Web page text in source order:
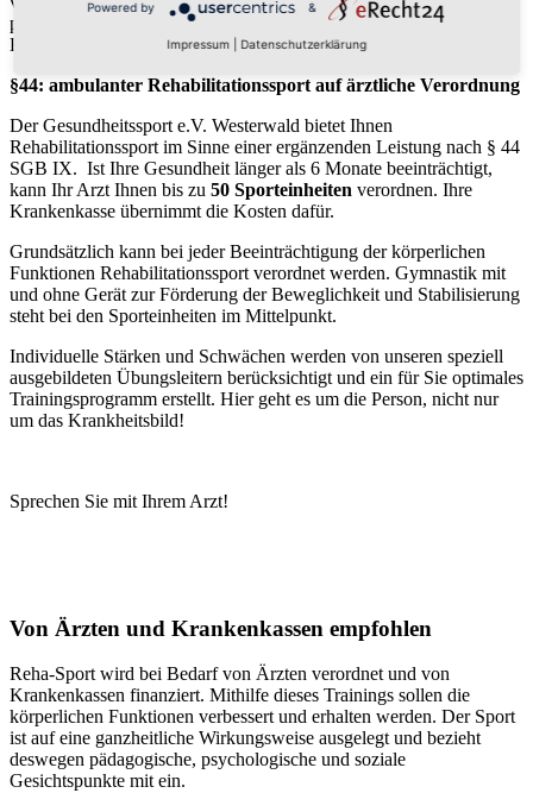
physiotherapeutischen Maßnahmen stabilisiert Reha-Sport den
Behandlungserfolg.
§44: ambulanter Rehabilitationssport auf ärztliche Verordnung
Der Gesundheitssport e.V. Westerwald bietet Ihnen
Rehabilitationssport im Sinne einer ergänzenden Leistung nach § 44
SGB IX. Ist Ihre Gesundheit länger als 6 Monate beeinträchtigt,
kann Ihr Arzt Ihnen bis zu 50 Sporteinheiten verordnen. Ihre
Krankenkasse übernimmt die Kosten dafür.
Grundsätzlich kann bei jeder Beeinträchtigung der körperlichen
Funktionen Rehabilitationssport verordnet werden. Gymnastik mit
und ohne Gerät zur Förderung der Beweglichkeit und Stabilisierung
steht bei den Sporteinheiten im Mittelpunkt.
Individuelle Stärken und Schwächen werden von unseren speziell
ausgebildeten Übungsleitern berücksichtigt und ein für Sie optimales
Trainingsprogramm erstellt. Hier geht es um die Person, nicht nur
um das Krankheitsbild!
Sprechen Sie mit Ihrem Arzt!
Von Ärzten und Krankenkassen empfohlen
Reha-Sport wird bei Bedarf von Ärzten verordnet und von
Krankenkassen finanziert. Mithilfe dieses Trainings sollen die
körperlichen Funktionen verbessert und erhalten werden. Der Sport
ist auf eine ganzheitliche Wirkungsweise ausgelegt und bezieht
deswegen pädagogische, psychologische und soziale
Gesichtspunkte mit ein.
Powered by &
Impressum Datenschutzerklärung